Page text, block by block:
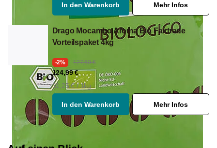
In den Warenkorb Mehr Infos
Drago Mocambo Aroma Bio Fairtrade
Vorteilspaket 4kg
-2% 127,60 €
124,99 €
31,25 € / 1kg
In den Warenkorb Mehr Infos